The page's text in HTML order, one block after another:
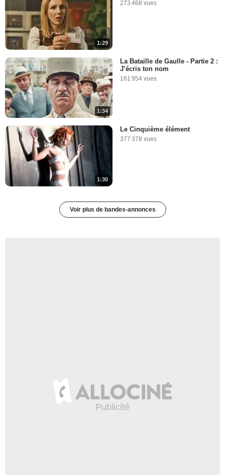
1:29
273 468 vues
1:34
La Bataille de Gaulle - Partie 2 :
J’écris ton nom
161 954 vues
1:30
Le Cinquième élément
377 378 vues
Voir plus de bandes-annonces